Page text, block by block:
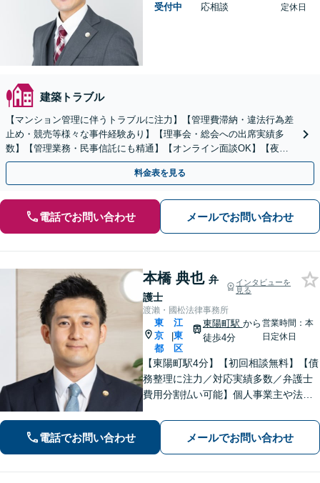
受付中
応相談
定休日
建築トラブル
【マンション管理に伴うトラブルに注力】【管理費滞納・違法行為差
止め・競売等様々な事件経験あり】【理事会・総会への出席実績多
数】【管理業務・民事信託にも精通】【オンライン面談OK】【夜
間・休日相談可】
料金表を見る
電話でお問い合わせ メールでお問い合わせ
本橋 典也 弁
護士
インタビューを
見る
渡瀨・國松法律事務所
東
京
都
|
江
東
区
東陽町駅 から
徒歩4分
営業時間：本
日定休日
【東陽町駅4分】【初回相談無料】【債
務整理に注力／対応実績多数／弁護士
費用分割払い可能】個人事業主や法人
しい取立てにお困りの方も、まずはお
気軽にご連絡ください！【FP資格あり
／家計管理も万全に】
電話でお問い合わせ メールでお問い合わせ